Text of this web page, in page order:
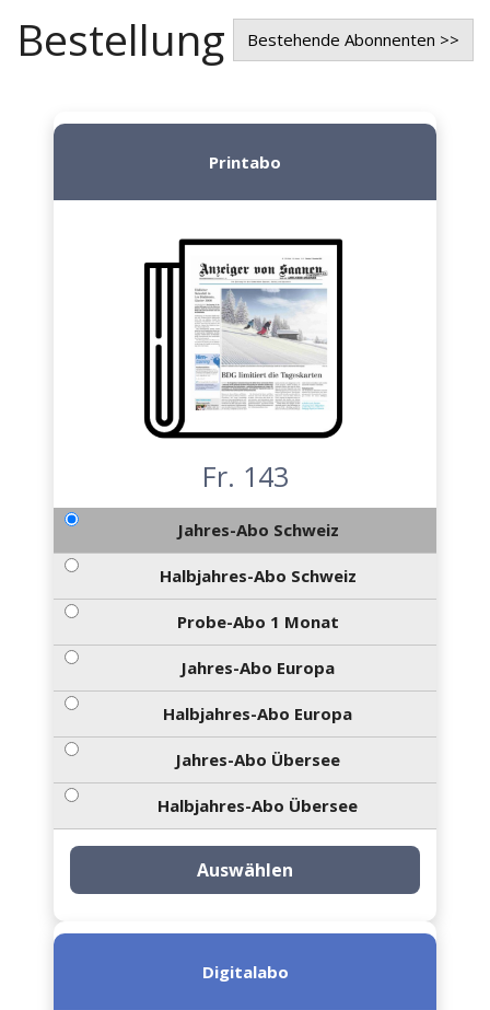
Bestellung Bestehende Abonnenten >>
Printabo
Fr. 143
Jahres-Abo Schweiz
Halbjahres-Abo Schweiz
Probe-Abo 1 Monat
Jahres-Abo Europa
Halbjahres-Abo Europa
Jahres-Abo Übersee
Halbjahres-Abo Übersee
Auswählen
Digitalabo